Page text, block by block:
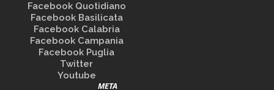
Facebook Quotidiano
Facebook Basilicata
Facebook Calabria
Facebook Campania
Facebook Puglia
Twitter
Youtube
META